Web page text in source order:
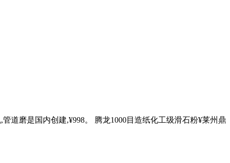
道磨是国内创建,¥998。 腾龙1000目造纸化工级滑石粉¥莱州鼎